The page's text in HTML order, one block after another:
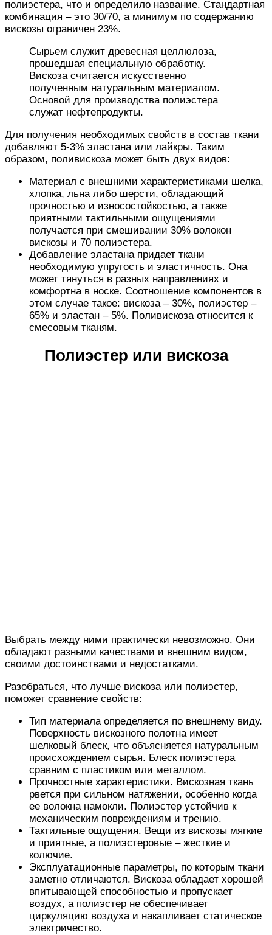
полиэстера, что и определило название. Стандартная
комбинация – это 30/70, а минимум по содержанию
вискозы ограничен 23%.
Сырьем служит древесная целлюлоза,
прошедшая специальную обработку.
Вискоза считается искусственно
полученным натуральным материалом.
Основой для производства полиэстера
служат нефтепродукты.
Для получения необходимых свойств в состав ткани
добавляют 5-3% эластана или лайкры. Таким
образом, поливискоза может быть двух видов:
Материал с внешними характеристиками шелка,
хлопка, льна либо шерсти, обладающий
прочностью и износостойкостью, а также
приятными тактильными ощущениями
получается при смешивании 30% волокон
вискозы и 70 полиэстера.
Добавление эластана придает ткани
необходимую упругость и эластичность. Она
может тянуться в разных направлениях и
комфортна в носке. Соотношение компонентов в
этом случае такое: вискоза – 30%, полиэстер –
65% и эластан – 5%. Поливискоза относится к
смесовым тканям.
Полиэстер или вискоза
Выбрать между ними практически невозможно. Они
обладают разными качествами и внешним видом,
своими достоинствами и недостатками.
Разобраться, что лучше вискоза или полиэстер,
поможет сравнение свойств:
Тип материала определяется по внешнему виду.
Поверхность вискозного полотна имеет
шелковый блеск, что объясняется натуральным
происхождением сырья. Блеск полиэстера
сравним с пластиком или металлом.
Прочностные характеристики. Вискозная ткань
рвется при сильном натяжении, особенно когда
ее волокна намокли. Полиэстер устойчив к
механическим повреждениям и трению.
Тактильные ощущения. Вещи из вискозы мягкие
и приятные, а полиэстеровые – жесткие и
колючие.
Эксплуатационные параметры, по которым ткани
заметно отличаются. Вискоза обладает хорошей
впитывающей способностью и пропускает
воздух, а полиэстер не обеспечивает
циркуляцию воздуха и накапливает статическое
электричество.